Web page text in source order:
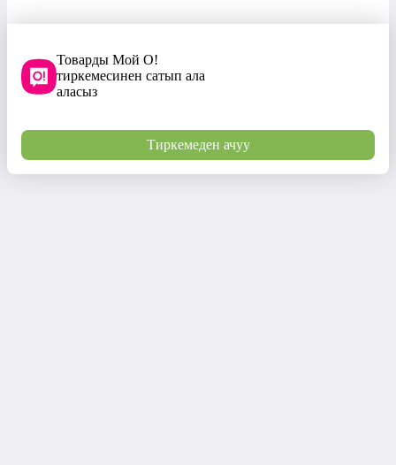
Товарды Мой О!
тиркемесинен сатып ала
аласыз
Тиркемеден ачуу